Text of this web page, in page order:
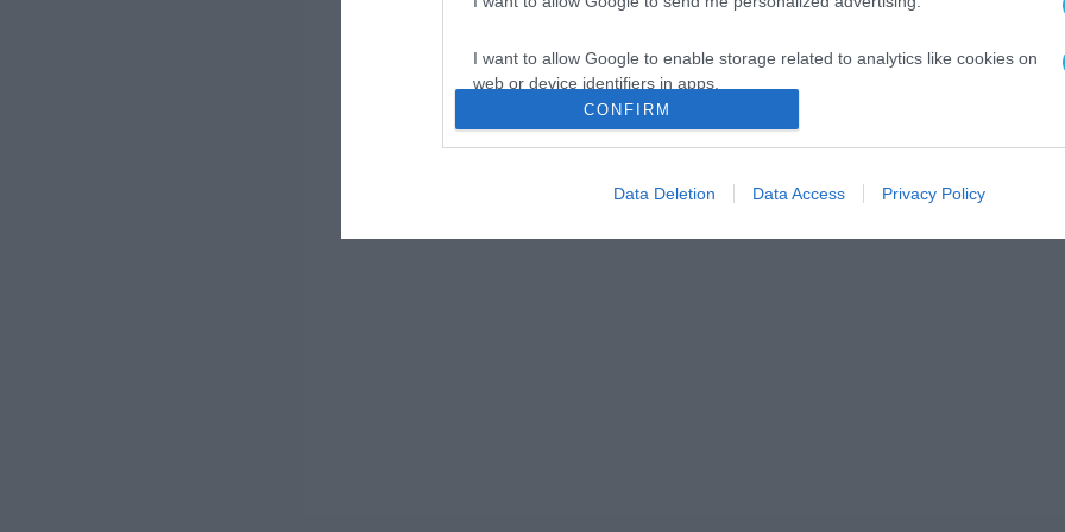
I want to allow Google to enable storage related to analytics like cookies on
web or device identifiers in apps.
I want to allow Google to enable storage related to functionality of the website
I want to allow Google to enable storage related to personalization.
CONFIRM
Data Deletion Data Access Privacy Policy